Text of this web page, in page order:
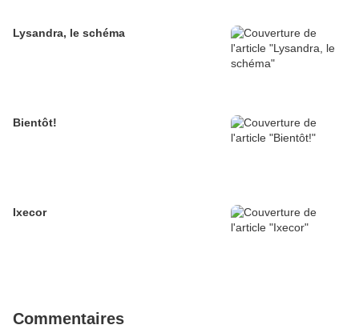
Lysandra, le schéma
Bientôt!
Ixecor
Commentaires